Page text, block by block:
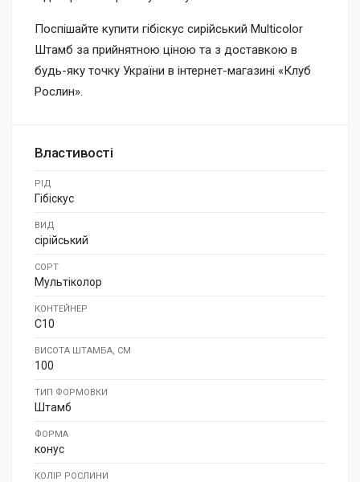
Поспішайте купити гібіскус сирійський Multicolor
Штамб за прийнятною ціною та з доставкою в
будь-яку точку України в інтернет-магазині «Клуб
Рослин».
Властивості
РІД
Гібіскус
ВИД
сірійський
СОРТ
Мультіколор
КОНТЕЙНЕР
C10
ВИСОТА ШТАМБА, СМ
100
ТИП ФОРМОВКИ
Штамб
ФОРМА
конус
КОЛІР РОСЛИНИ